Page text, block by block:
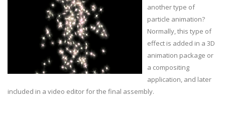
another type of
particle animation?
Normally, this type of
effect is added in a 3D
animation package or
a compositing
application, and later
included in a video editor for the final assembly.